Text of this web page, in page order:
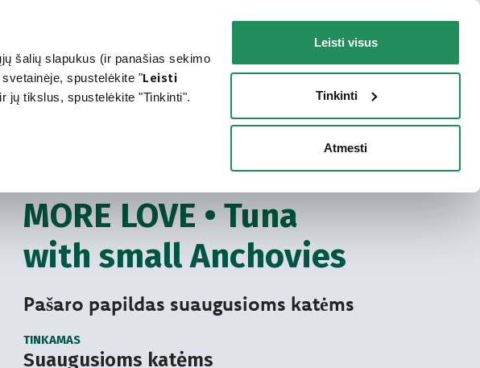
šalių slapukus (ir panašias sekimo
spustelėkite "Leisti
jų tikslus, spustelėkite "Tinkinti".
Leisti visus
Tinkinti
Atmesti
Susisiekite LT
OF LOVE JŪSŲ ŠUNIUI JŪSŲ KATEI KUR ĮSIGYTI?
MORE LOVE • Tuna
with small Anchovies
Pašaro papildas suaugusioms katėms
TINKAMAS
Suaugusioms katėms